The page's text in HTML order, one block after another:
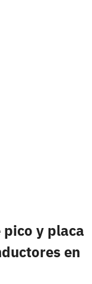
pico y placa
en